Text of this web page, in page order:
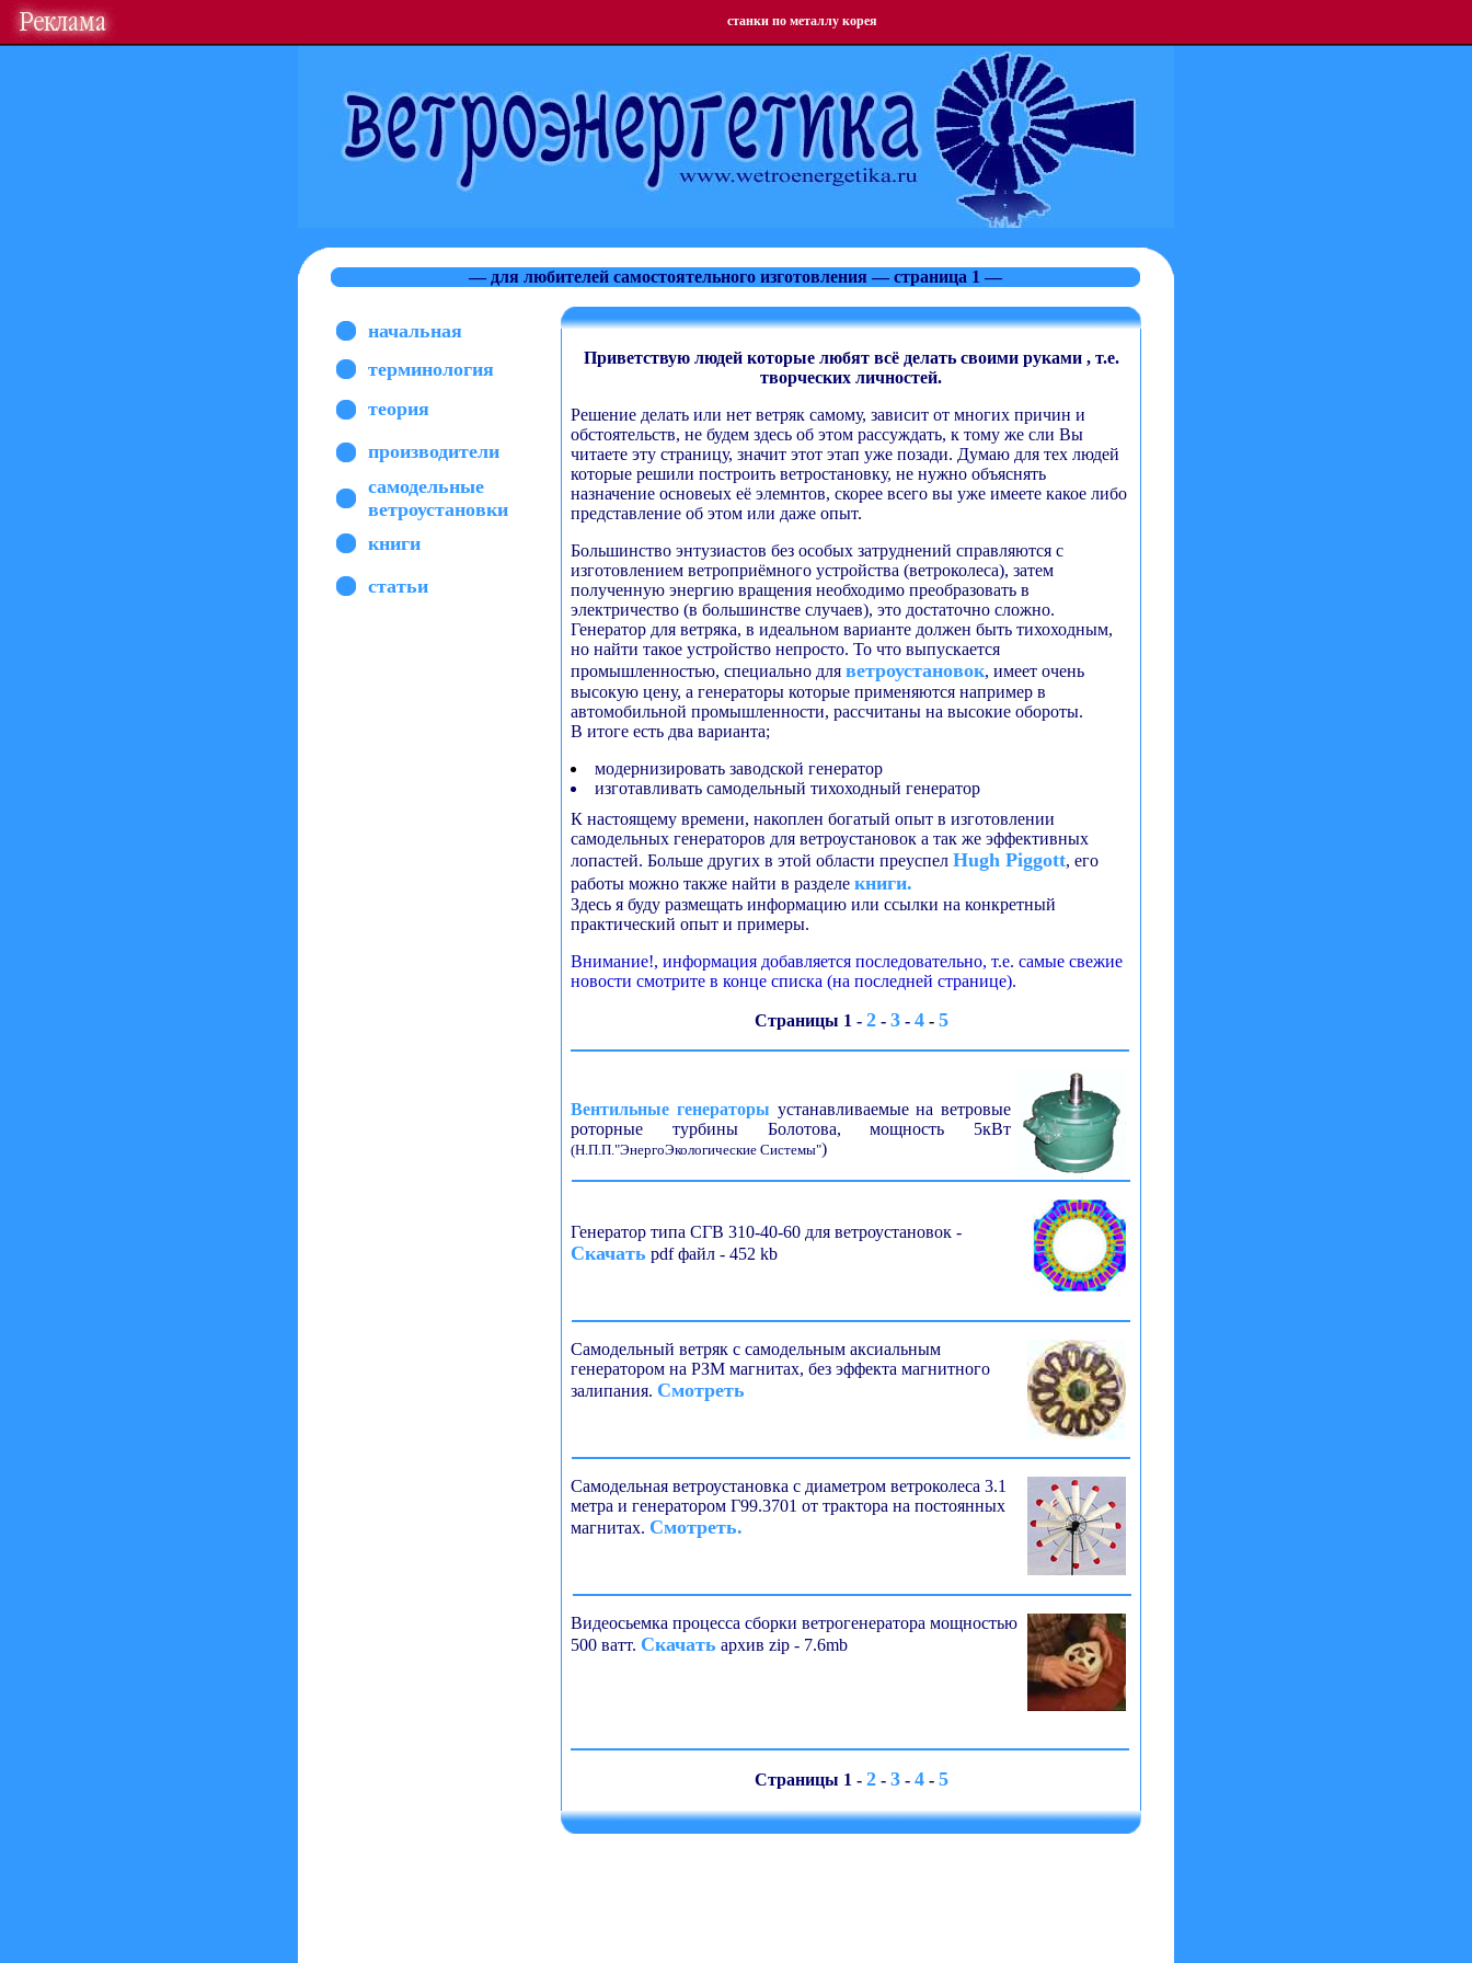
станки по металлу корея
— для любителей самостоятельного изготовления — страница 1 —
начальная
терминология
теория
производители
самодельные
ветроустановки
книги
статьи
Приветствую людей которые любят всё делать своими руками , т.е.
творческих личностей.
Решение делать или нет ветряк самому, зависит от многих причин и
обстоятельств, не будем здесь об этом рассуждать, к тому же сли Вы
читаете эту страницу, значит этот этап уже позади. Думаю для тех людей
которые решили построить ветростановку, не нужно объяснять
назначение основеых её элемнтов, скорее всего вы уже имеете какое либо
представление об этом или даже опыт.
Большинство энтузиастов без особых затруднений справляются с
изготовлением ветроприёмного устройства (ветроколеса), затем
полученную энергию вращения необходимо преобразовать в
электричество (в большинстве случаев), это достаточно сложно.
Генератор для ветряка, в идеальном варианте должен быть тихоходным,
но найти такое устройство непросто. То что выпускается
промышленностью, специально для ветроустановок, имеет очень
высокую цену, а генераторы которые применяются например в
автомобильной промышленности, рассчитаны на высокие обороты.
В итоге есть два варианта;
модернизировать заводской генератор
изготавливать самодельный тихоходный генератор
К настоящему времени, накоплен богатый опыт в изготовлении
самодельных генераторов для ветроустановок а так же эффективных
лопастей. Больше других в этой области преуспел Hugh Piggott, его
работы можно также найти в разделе книги.
Здесь я буду размещать информацию или ссылки на конкретный
практический опыт и примеры.
Внимание!, информация добавляется последовательно, т.е. самые свежие
новости смотрите в конце списка (на последней странице).
Страницы 1 - 2- 3- 4- 5
Вентильные генераторы устанавливаемые на ветровые
роторные турбины Болотова, мощность 5кВт
(Н.П.П."ЭнергоЭкологические Системы")
Генератор типа СГВ 310-40-60 для ветроустановок -
Скачать pdf файл - 452 kb
Самодельный ветряк с самодельным аксиальным
генератором на РЗМ магнитах, без эффекта магнитного
залипания. Смотреть
Самодельная ветроустановка с диаметром ветроколеса 3.1
метра и генератором Г99.3701 от трактора на постоянных
магнитах. Смотреть.
Видеосьемка процесса сборки ветрогенератора мощностью
500 ватт. Скачать архив zip - 7.6mb
Страницы 1 - 2- 3- 4- 5